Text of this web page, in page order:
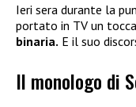
Ieri sera durante la
portato in TV un
binaria. E il suo
Il monologo di